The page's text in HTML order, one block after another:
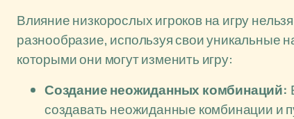
Влияние низкорослых игроков на игру
разнообразие, используя свои уникальные
которыми они могут изменить игру:
Создание неожиданных комбинаций:
создавать неожиданные комбинации и